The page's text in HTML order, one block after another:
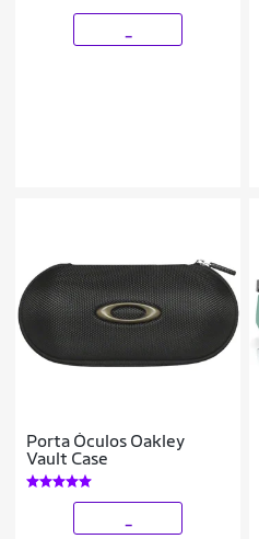
Porta Óculos Oakley
Vault Case